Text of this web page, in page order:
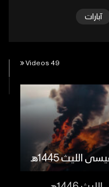
آبارات
49 Videos
1445هـ